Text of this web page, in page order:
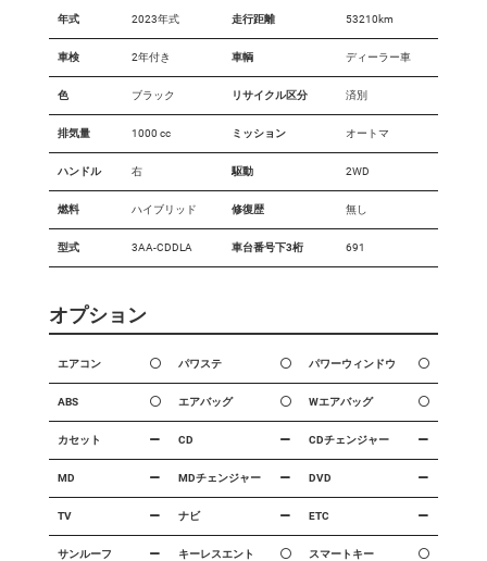
年式 2023年式 走行距離 53210km
車検 2年付き 車輌 ディーラー車
色 ブラック リサイクル区分 済別
排気量 1000 cc ミッション オートマ
ハンドル 右 駆動 2WD
燃料 ハイブリッド 修復歴 無し
型式 3AA-CDDLA 車台番号下3桁 691
オプション
エアコン パワステ パワーウィンドウ
ABS エアバッグ Wエアバッグ
カセット CD CDチェンジャー
MD MDチェンジャー DVD
TV ナビ ETC
サンルーフ
キーレスエント
スマートキー